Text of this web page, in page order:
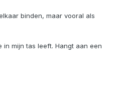
binden, maar vooral als
mijn tas leeft. Hangt aan een